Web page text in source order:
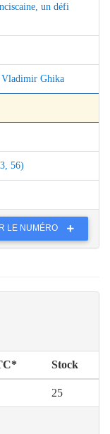
un défi
Vladimir Ghika
56)
LE NUMÉRO
Stock
25